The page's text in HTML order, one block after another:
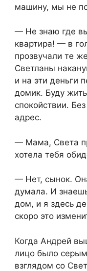
машину, мы не
— Не знаю где
квартира! — в
прозвучали те
Светланы
и на эти деньги
домик. Буду
спокойствии.
адрес.
— Мама, Света
хотела тебя
— Нет, сынок.
думала. И
дом, и я здесь
скоро это
Когда Андрей
лицо было
взглядом со